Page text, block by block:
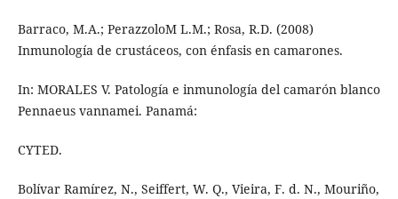
Barraco, M.A.; PerazzoloM L.M.; Rosa, R.D. (2008)
Inmunología de crustáceos, con énfasis en camarones.
In: MORALES V. Patología e inmunología del camarón blanco
Pennaeus vannamei. Panamá:
CYTED.
Bolívar Ramírez, N., Seiffert, W. Q., Vieira, F. d. N., Mouriño,